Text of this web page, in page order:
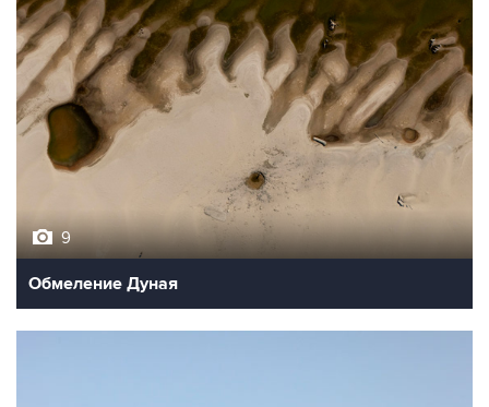
9
Обмеление Дуная